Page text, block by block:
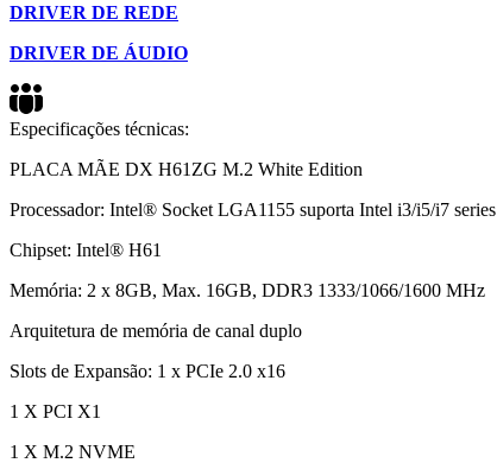
DRIVER DE REDE
DRIVER DE ÁUDIO
Especificações técnicas:
PLACA MÃE DX H61ZG M.2 White Edition
Processador: Intel® Socket LGA1155 suporta Intel i3/i5/i7 series
Chipset: Intel® H61
Memória: 2 x 8GB, Max. 16GB, DDR3 1333/1066/1600 MHz
Arquitetura de memória de canal duplo
Slots de Expansão: 1 x PCIe 2.0 x16
1 X PCI X1
1 X M.2 NVME